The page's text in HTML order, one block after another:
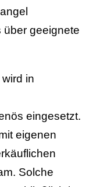
über geeignete
in
eingesetzt.
eigenen
Solche